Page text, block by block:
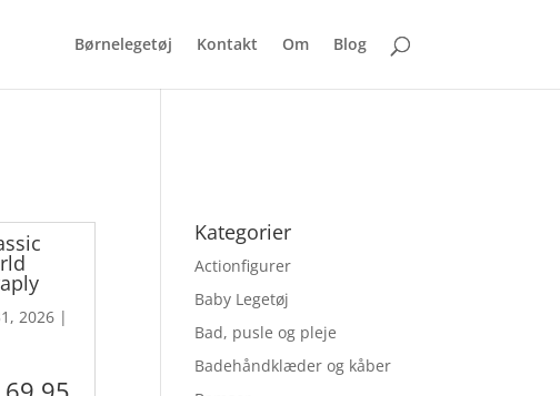
Børnelegetøj Kontakt Om Blog
2026 |
Kategorier
Actionfigurer
Baby Legetøj
Bad, pusle og pleje
Badehåndklæder og kåber